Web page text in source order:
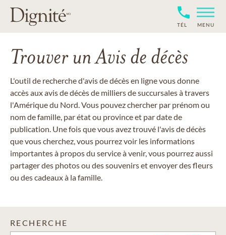
TÉL MENU
Trouver un Avis de décès
L'outil de recherche d'avis de décès en ligne vous donne
accès aux avis de décès de milliers de succursales à travers
l'Amérique du Nord. Vous pouvez chercher par prénom ou
nom de famille, par état ou province et par date de
publication. Une fois que vous avez trouvé l'avis de décès
que vous cherchez, vous pourrez voir les informations
importantes à propos du service à venir, vous pourrez aussi
partager des photos ou des souvenirs et envoyer des fleurs
ou des cadeaux à la famille.
RECHERCHE